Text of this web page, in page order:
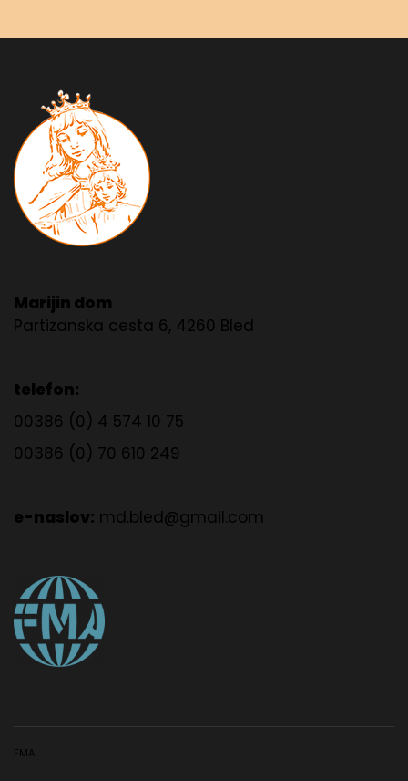
Marijin dom
Partizanska cesta 6, 4260 Bled
telefon:
00386 (0) 4 574 10 75
00386 (0) 70 610 249
e-naslov: md.bled@gmail.com
FMA